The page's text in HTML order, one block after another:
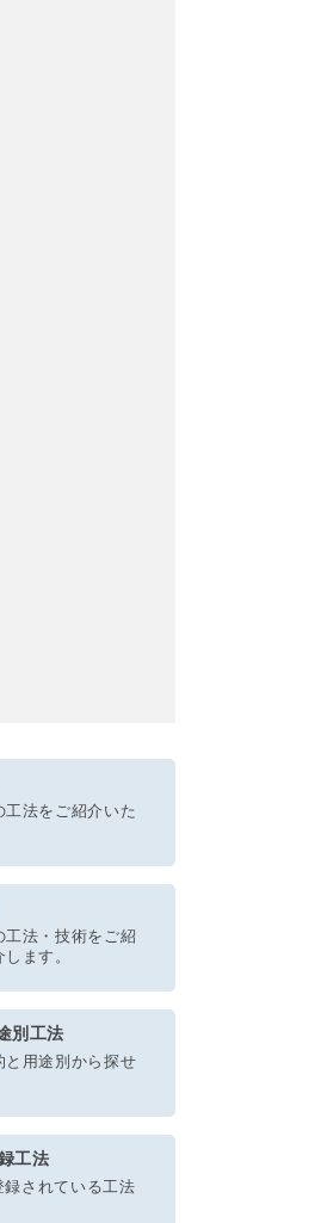
工法をご紹介いた
工法・技術をご紹
ます。
別工法
と用途別から探せ
工法
録されている工法